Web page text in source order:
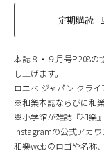
定期購読
本誌８・９月号P.208
し上げます。
ロエベ ジャパン クライ
※和樂本誌ならびに和
※小学館が雑誌『和樂
Instagramの公式アカ
和樂webのロゴや名称